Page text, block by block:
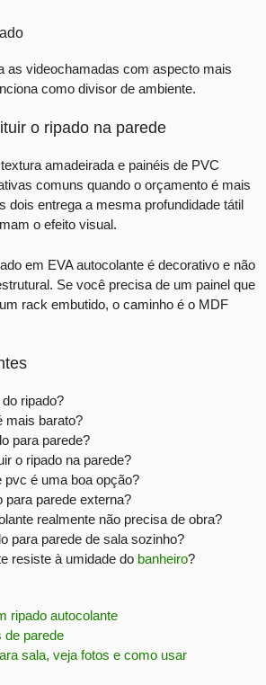
as videochamadas com aspecto mais
como divisor de ambiente.
o ripado na parede
amadeirada e painéis de PVC
comuns quando o orçamento é mais
dois entrega a mesma profundidade tátil
o efeito visual.
em EVA autocolante é decorativo e não
Se você precisa de um painel que
rack embutido, o caminho é o MDF
ripado?
mais barato?
para parede?
o ripado na parede?
pvc é uma boa opção?
para parede externa?
realmente não precisa de obra?
para parede de sala sozinho?
resiste à umidade do banheiro?
ripado autocolante
de parede
sala, veja fotos e como usar